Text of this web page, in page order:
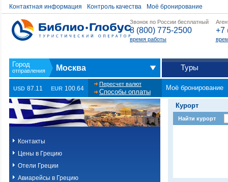
Контактная информация Контроль качества Моё бронирование
Звонок по России бесплатный
8 (800) 775-2500
время работы
+7
Москва Туры
USD 87.11 EUR 100.64
Пересчет валют
Способы оплаты
Моё бронирование
Контакты
Цены в Грецию
Отели Греции
Авиарейсы в Грецию
Курорт
Найти курорт